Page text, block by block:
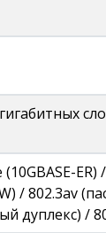
ER)
/ 802.3av
дуплекс) /